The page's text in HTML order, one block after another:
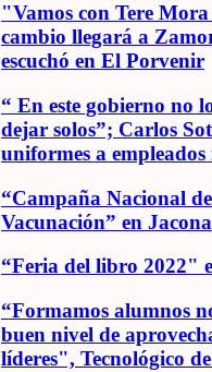
"Vamos con Tere
cambio llegará a
escuchó en El Porvenir
“ En este gobierno no
dejar solos”; Carlos
uniformes a
“Campaña Nacional de
Vacunación” en Jacona
“Feria del libro 2022"
“Formamos alumnos
buen nivel de
líderes", Tecnológico